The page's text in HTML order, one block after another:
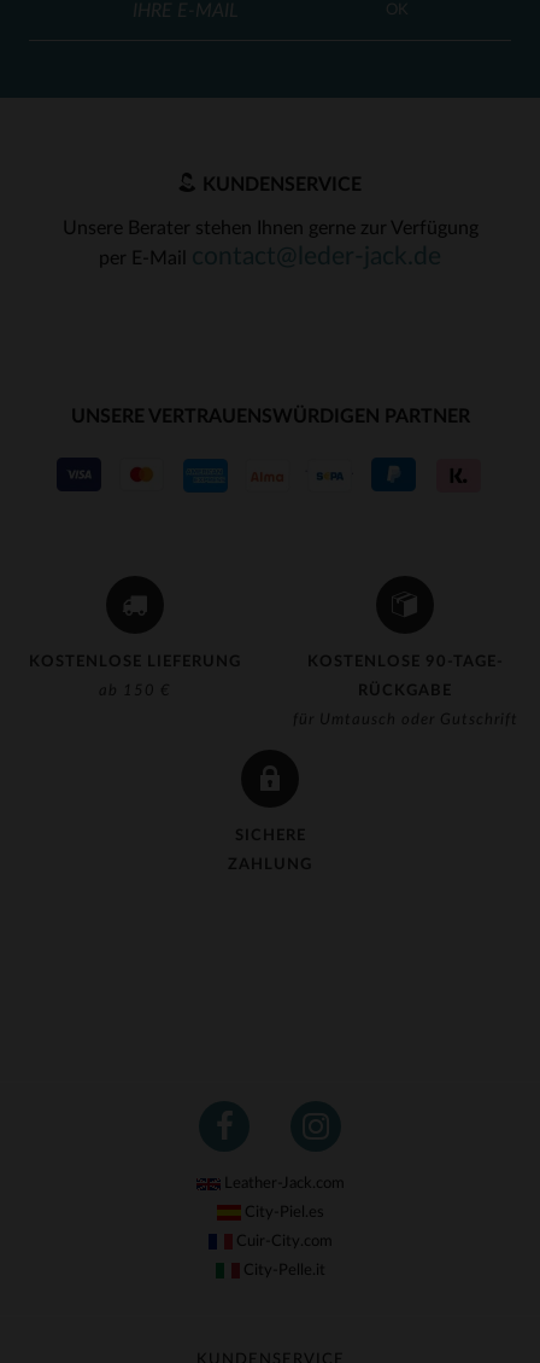
KOSTENLOSE LIEFERUNG
ab 150 €
KOSTENLOSE 90-TAGE-
RÜCKGABE
für Umtausch oder Gutschrift
SICHERE
ZAHLUNG
OK
KUNDENSERVICE
Unsere Berater stehen Ihnen gerne zur Verfügung
per E-Mail
UNSERE VERTRAUENSWÜRDIGEN PARTNER
Leather-Jack.com
City-Piel.es
Cuir-City.com
City-Pelle.it